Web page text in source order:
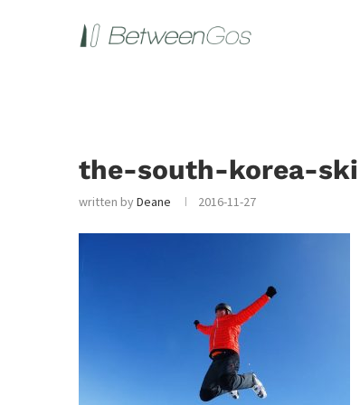
the-south-korea-
written byDeane 2016-11-27